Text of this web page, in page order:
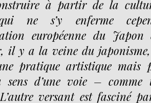
à partir de la
ne s’y enferme
européenne du Japon
il y a la veine du japonisme,
pratique artistique mais
sens d’une voie – comme
versant est fasciné